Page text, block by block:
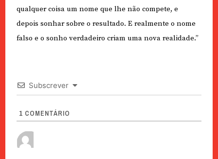
qualquer coisa um nome que lhe não compete, e
depois sonhar sobre o resultado. E realmente o nome
falso e o sonho verdadeiro criam uma nova realidade.”
Subscrever
1 COMENTÁRIO